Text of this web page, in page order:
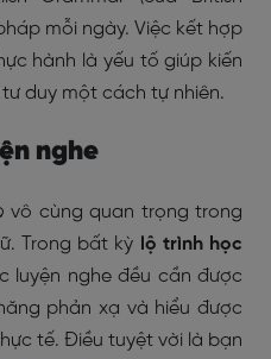
mỗi ngày. Việc kết hợp
hành là yếu tố giúp kiến
duy một cách tự nhiên.
nghe
vô cùng quan trọng trong
Trong bất kỳ lộ trình học
luyện nghe đều cần được
phản xạ và hiểu được
tế. Điều tuyệt vời là bạn